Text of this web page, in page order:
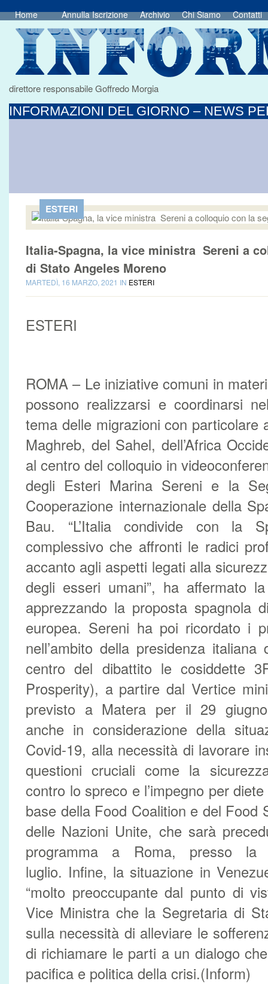
Home Annulla Iscrizione Archivio Chi Siamo Contatti
direttore responsabile Goffredo Morgia
INFORMAZIONI DEL GIORNO – NEWS
ESTERI
Italia-Spagna, la vice ministra Sereni a
di Stato Angeles Moreno
MARTEDÌ, 16 MARZO, 2021 IN ESTERI
ESTERI
ROMA – Le iniziative comuni in
possono realizzarsi e coordinarsi
tema delle migrazioni con particolare
Maghreb, del Sahel, dell’Africa
al centro del colloquio in
degli Esteri Marina Sereni e la
Cooperazione internazionale della
Bau. “L’Italia condivide con la
complessivo che affronti le radici
accanto agli aspetti legati alla
degli esseri umani”, ha affermato
apprezzando la proposta spagnola
europea. Sereni ha poi ricordato i
nell’ambito della presidenza
centro del dibattito le cosiddette
Prosperity), a partire dal Vertice
previsto a Matera per il 29
anche in considerazione della
Covid-19, alla necessità di lavorare
questioni cruciali come la
contro lo spreco e l’impegno per
base della Food Coalition e del Food
delle Nazioni Unite, che sarà
programma a Roma, presso la
luglio. Infine, la situazione in
“molto preoccupante dal punto di
Vice Ministra che la Segretaria di
sulla necessità di alleviare le
di richiamare le parti a un dialogo
pacifica e politica della crisi.(Inform)